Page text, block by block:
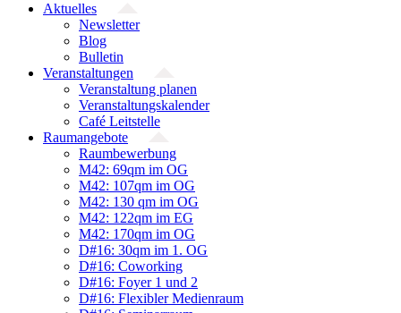
Aktuelles
Newsletter
Blog
Bulletin
Veranstaltungen
Veranstaltung planen
Veranstaltungskalender
Café Leitstelle
Raumangebote
Raumbewerbung
M42: 69qm im OG
M42: 107qm im OG
M42: 130 qm im OG
M42: 122qm im EG
M42: 170qm im OG
D#16: 30qm im 1. OG
D#16: Coworking
D#16: Foyer 1 und 2
D#16: Flexibler Medienraum